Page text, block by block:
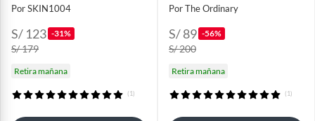
Por SKIN1004
S/ 123 -31%
S/ 179
Retira mañana
(1)
Por The Ordinary
S/ 89 -56%
S/ 200
Retira mañana
(1)